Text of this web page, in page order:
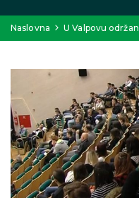
Naslovna U Valpovu